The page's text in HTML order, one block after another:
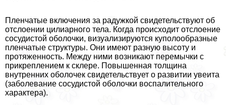
Пленчатые включения за радужкой свидетельствуют об
отслоении цилиарного тела. Когда происходит отслоение
сосудистой оболочки, визуализируются куполообразные
пленчатые структуры. Они имеют разную высоту и
протяженность. Между ними возникают перемычки с
прикреплением к склере. Повышенная толщина
внутренних оболочек свидетельствует о развитии увеита
(заболевание сосудистой оболочки воспалительного
хаpaктера).